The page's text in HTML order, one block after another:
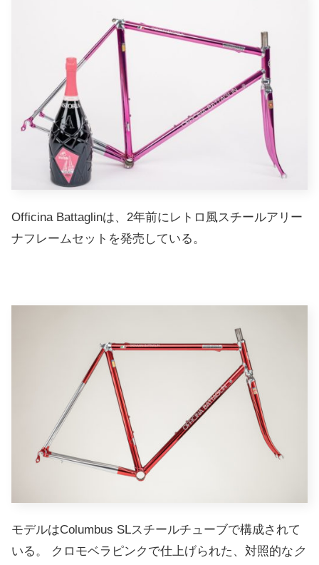
Officina Battaglinは、2年前にレトロ風スチールアリー
ナフレームセットを発売している。
モデルはColumbus SLスチールチューブで構成されて
いる。
クロモベラピンクで仕上げられた、対照的な ク